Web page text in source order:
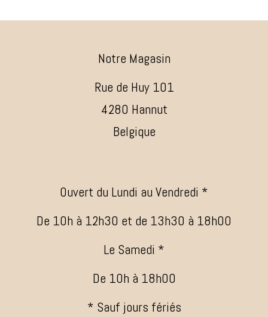
Notre Magasin
Rue de Huy 101
4280 Hannut
Belgique
Ouvert du Lundi au Vendredi *
De 10h à 12h30 et de 13h30 à 18h00
Le Samedi *
De 10h à 18h00
* Sauf jours fériés